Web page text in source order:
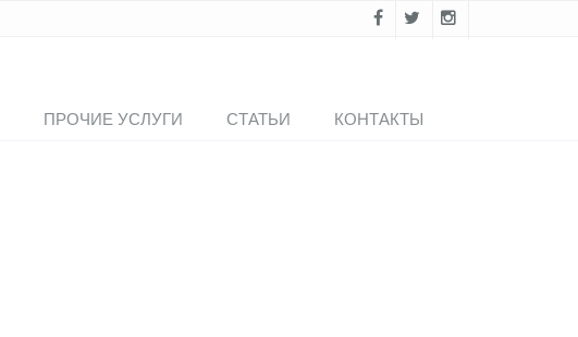
ПРОЧИЕ УСЛУГИ СТАТЬИ КОНТАКТЫ